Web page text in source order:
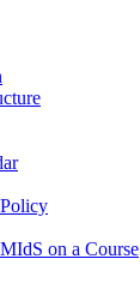
on a Course